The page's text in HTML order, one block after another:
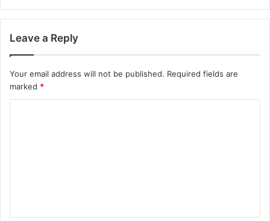
Leave a Reply
Your email address will not be published. Required fields are
marked *